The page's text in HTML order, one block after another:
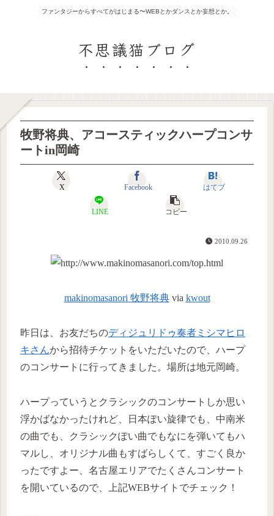
ファンタジーからすべてがはじまる〜WEBとかダンスとか妄想とか。
不思議猫ブログ
牧野将典、アコースティックハープコンサ
ートin岡崎
X Facebook はてブ
LINE コピー
2010.09.26
makinomasanori 牧野将典via kwout
昨日は、お友だちのディジュリドゥ奏者ミシマヒロ
キさんから招待チケットをいただいたので、ハープ
のコンサートに行ってきました。場所は地元岡崎。
ハープっていうとクラシックのコンサートしか思い
浮かばなかったけれど、日本ぽい旋律でも、中南米
の曲でも、クラシックぽい曲でもなにを弾いてもハ
マルし、オリジナル曲もすばらしくて、すごく良か
ったですよー、名古屋エリアでたくさんコンサート
を開いているので、上記WEBサイトでチェック！